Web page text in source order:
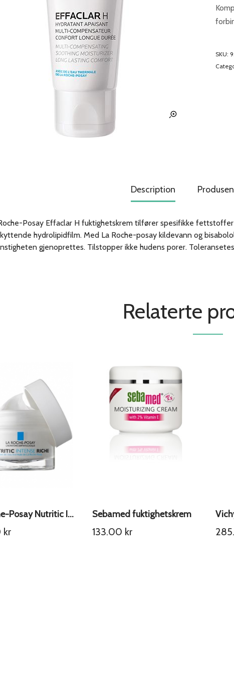
SKU:
Description
Posay Effaclar H fuktighetskrem tilfører spesifikke
hydrolipidfilm. Med La Roche-posay kildevann og
gjenoprettes. Tilstopper ikke hudens porer.
Relaterte
La Roche-Posay Nutritic Intense Riche ansiktskrem
kr
Sebamed fuktighetskrem
133.00 kr